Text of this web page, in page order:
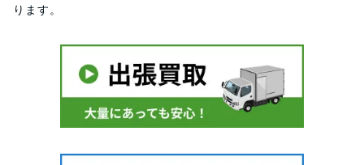
ります。